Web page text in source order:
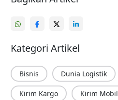
Kategori Artikel
Bisnis Dunia Logistik
Kirim Kargo Kirim Mobil